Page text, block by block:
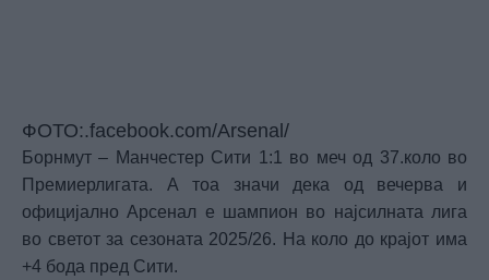
ФОТО:.facebook.com/Arsenal/
Борнмут – Манчестер Сити 1:1 во меч од 37.коло во
Премиерлигата. А тоа значи дека од вечерва и
официјално Арсенал е шампион во најсилната лига
во светот за сезоната 2025/26. На коло до крајот има
+4 бода пред Сити.